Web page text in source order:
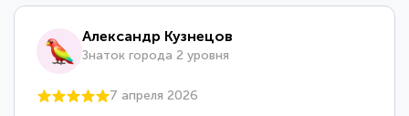
Александр Кузнецов
Знаток города 2 уровня
7 апреля 2026